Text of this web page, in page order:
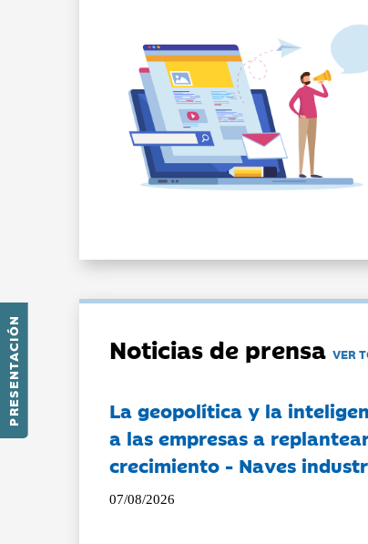
PRESENTACIÓN Noticias de prensaVER
La geopolítica y la
a las empresas a
crecimiento - Naves
07/08/2026